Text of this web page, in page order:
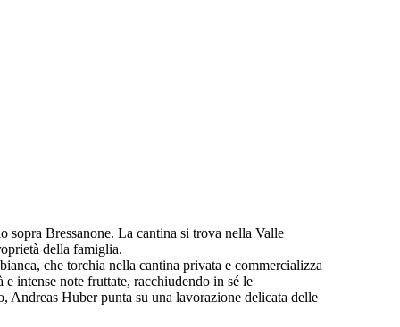
sopra Bressanone. La cantina si trova nella Valle
della famiglia.
che torchia nella cantina privata e commercializza
intense note fruttate, racchiudendo in sé le
Andreas Huber punta su una lavorazione delicata delle